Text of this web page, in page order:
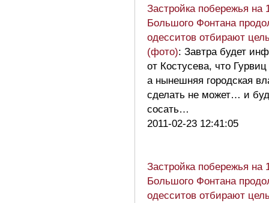
Застройка побережья на
Большого Фонтана
одесситов отбирают
(фото): Завтра будет
от Костусева, что
а нынешняя городская
сделать не может… и
сосать…
2011-02-23 12:41:05
Застройка побережья на
Большого Фонтана
одесситов отбирают